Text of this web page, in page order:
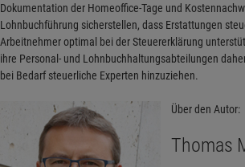
Dokumentation der Homeoffice-Tage und
Lohnbuchführung sicherstellen, dass Erstattungen
Arbeitnehmer optimal bei der Steuererklärung
ihre Personal- und Lohnbuchhaltungsabteilungen
bei Bedarf steuerliche Experten hinzuziehen.
Über den Autor:
Thomas